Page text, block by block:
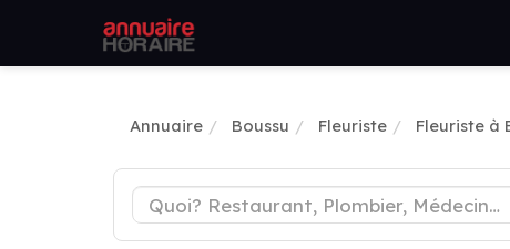
Annuaire Boussu Fleuriste Fleuriste à